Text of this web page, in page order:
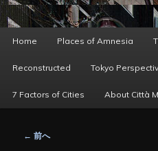
へ
移
動
ー
Home Places of Amnesia
Reconstructed Tokyo
7 Factors of Cities About Città
← 前へ